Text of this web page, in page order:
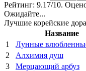
Рейтинг: 9.17/10.
Ожидайте...
Лучшие корейские
Название
1
Лунные
2
Алхимия душ
3
Мерцающий арбуз